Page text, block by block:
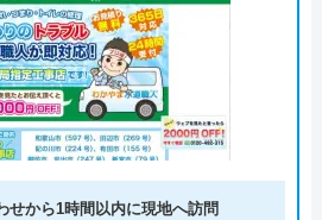
せから1時間以内に現地へ訪問